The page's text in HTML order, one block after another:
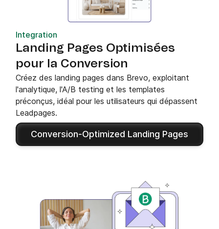
Integration
Landing Pages Optimisées
pour la Conversion
Créez des landing pages dans Brevo, exploitant
l'analytique, l'A/B testing et les templates
préconçus, idéal pour les utilisateurs qui dépassent
Leadpages.
Conversion-Optimized Landing Pages